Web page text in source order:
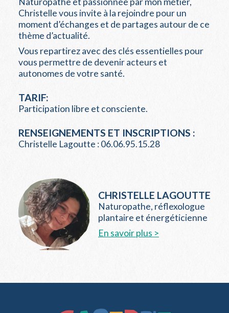
Christelle vous invite à la rejoindre pour un
moment d’échanges et de partages autour de ce
thème d’actualité.
Vous repartirez avec des clés essentielles pour
vous permettre de devenir acteurs et
autonomes de votre santé.
TARIF:
Participation libre et consciente.
RENSEIGNEMENTS ET INSCRIPTIONS :
Christelle Lagoutte : 06.06.95.15.28
CHRISTELLE LAGOUTTE
Naturopathe, réflexologue
plantaire et énergéticienne
En savoir plus >